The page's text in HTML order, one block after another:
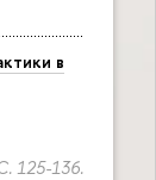
в
125-136.